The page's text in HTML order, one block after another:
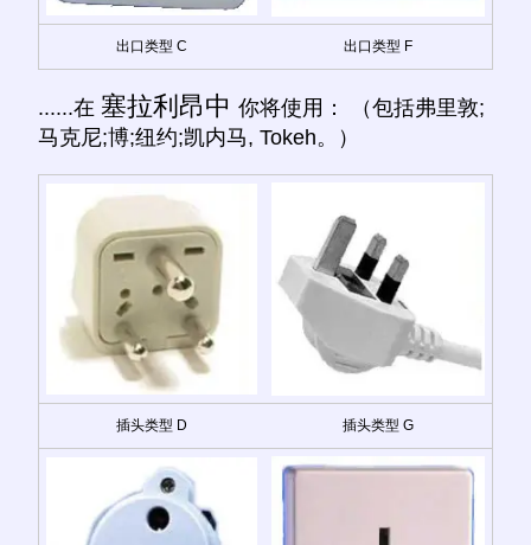
出口类型 C 出口类型 F
......在 塞拉利昂中 你将使用： （包括弗里敦;
马克尼;博;纽约;凯内马, Tokeh。）
插头类型 D 插头类型 G